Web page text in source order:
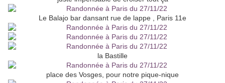
Le Balajo bar dansant rue de lappe , Paris 11e
la Bastille
place des Vosges, pour notre pique-nique